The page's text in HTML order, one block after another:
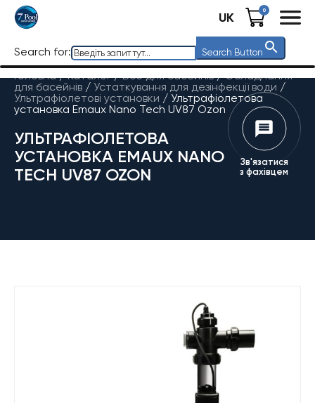
UK 0
Search for: Search Button
Головна / Каталог/Все для басейнів/Обладнання
для басейнів / Устаткування для дезінфекції води /
Ультрафіолетові установки / Ультрафіолетова
установка Emaux Nano Tech UV87 Ozon
УЛЬТРАФІОЛЕТОВА
УСТАНОВКА EMAUX NANO
TECH UV87 OZON
Зв'язатися
з фахівцем